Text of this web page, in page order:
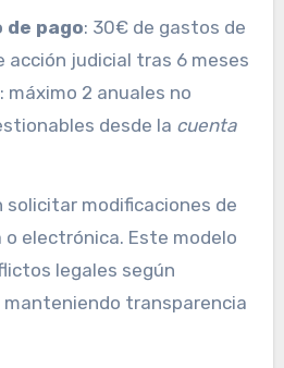
de pago: 30€ de gastos de
acción judicial tras 6 meses
: máximo 2 anuales no
desde la cuenta
solicitar modificaciones de
electrónica. Este modelo
legales según
transparencia